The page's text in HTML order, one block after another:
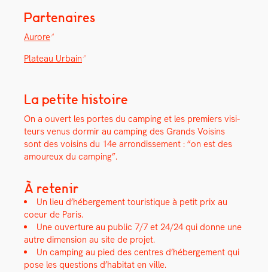
Partenaires
Aurore
Plateau Urbain
La petite histoire
On a ouvert les portes du camp­ing et les pre­miers vis­i­
teurs venus dormir au camp­ing des Grands Voisins
sont des voisins du 14e arrondisse­ment : “on est des
amoureux du camp­ing”.
À retenir
Un lieu d’hébergement touris­tique à petit prix au
coeur de Paris.
Une ouver­ture au pub­lic 7/7 et 24/24 qui donne une
autre dimen­sion au site de pro­jet.
Un camp­ing au pied des cen­tres d’hébergement qui
pose les ques­tions d’habitat en ville.